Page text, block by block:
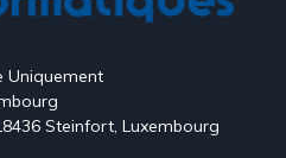
Uniquement
Steinfort, Luxembourg